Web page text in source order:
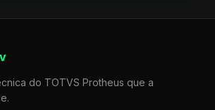
do TOTVS Protheus que a